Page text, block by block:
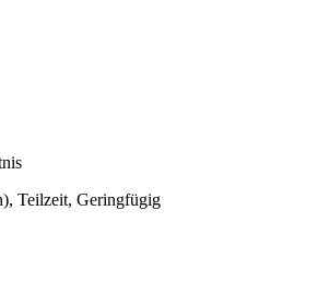
Teilzeit, Geringfügig